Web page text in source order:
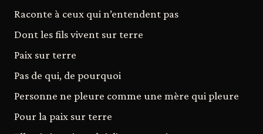
Raconte à ceux qui n’entendent pas
Dont les fils vivent sur terre
Paix sur terre
Pas de qui, de pourquoi
Personne ne pleure comme une mère qui pleure
Pour la paix sur terre